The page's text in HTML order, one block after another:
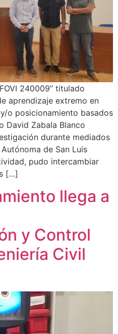
240009” titulado
aprendizaje extremo en
o posicionamiento basados
David Zabala Blanco
durante mediados
de San Luis
pudo intercambiar
[…]
llega a
y Control
Civil